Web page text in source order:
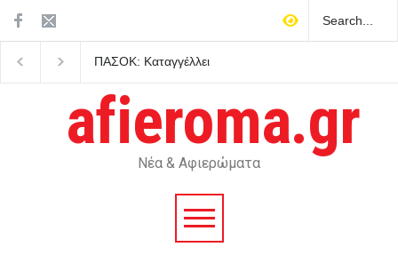
ΠΑΣΟΚ: Καταγγέλλει
πολιτική βούληση απέναντι
στην Άγκυρα και σαφείς
δεσμεύσεις από την
κυβέρνηση
μπροστά σε ανήλικα
afieroma.gr
Νέα & Αφιερώματα